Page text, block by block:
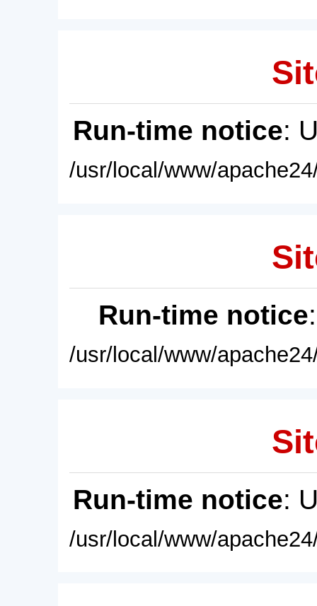
Run-time notice:
/usr/local/www/
Run-time notice
/usr/local/www/
Run-time notice:
/usr/local/www/